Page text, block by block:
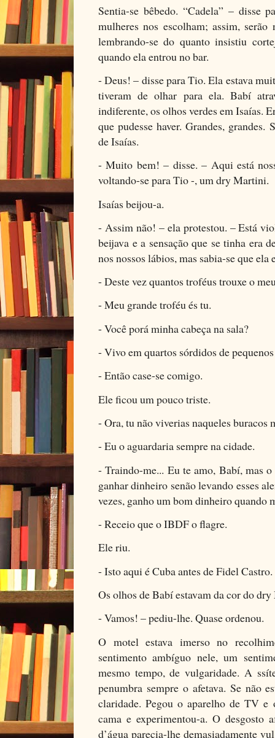
Sentia-se bêbedo. “Cadela” – disse
mulheres nos escolham; assim, serão
lembrando-se do quanto insistiu
quando ela entrou no bar.
- Deus! – disse para Tio. Ela estava
tiveram de olhar para ela. Babí
indiferente, os olhos verdes em Isaías.
que pudesse haver. Grandes, grandes.
de Isaías.
- Muito bem! – disse. – Aqui está
voltando-se para Tio -, um dry Martini.
Isaías beijou-a.
- Assim não! – ela protestou. – Está
beijava e a sensação que se tinha era
nos nossos lábios, mas sabia-se que ela
- Deste vez quantos troféus trouxe o
- Meu grande troféu és tu.
- Você porá minha cabeça na sala?
- Vivo em quartos sórdidos de
- Então case-se comigo.
Ele ficou um pouco triste.
- Ora, tu não viverias naqueles buracos
- Eu o aguardaria sempre na cidade.
- Traindo-me... Eu te amo, Babí, mas
ganhar dinheiro senão levando esses
vezes, ganho um bom dinheiro quando
- Receio que o IBDF o flagre.
Ele riu.
- Isto aqui é Cuba antes de Fidel Castro.
Os olhos de Babí estavam da cor do
- Vamos! – pediu-lhe. Quase ordenou.
O motel estava imerso no
sentimento ambíguo nele, um
mesmo tempo, de vulgaridade. A
penumbra sempre o afetava. Se não
claridade. Pegou o aparelho de TV
cama e experimentou-a. O desgosto
d’água parecia-lhe demasiadamente